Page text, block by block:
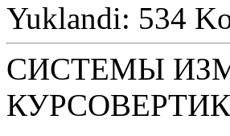
Yuklandi: 534
СИСТЕМЫ